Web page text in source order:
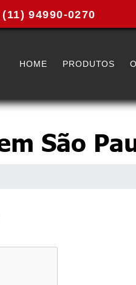
(11) 94990-0270
HOME PRODUTOS
São